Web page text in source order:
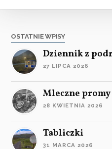
OSTATNIE WPISY
Dziennik z
27 LIPCA 2026
Mleczne promy
28 KWIETNIA 2026
Tabliczki
31 MARCA 2026